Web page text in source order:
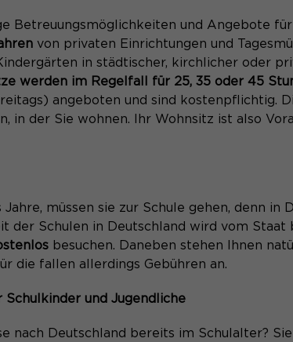
Betreuungsmöglichkeiten und Angebote
von privaten Einrichtungen und
in städtischer, kirchlicher oder
werden im Regelfall für 25, 35 oder 45
angeboten und sind kostenpflichtig.
in der Sie wohnen. Ihr Wohnsitz ist also
müssen sie zur Schule gehen, denn in
der Schulen in Deutschland wird vom
besuchen. Daneben stehen Ihnen
die fallen allerdings Gebühren an.
Schulkinder und Jugendliche
nach Deutschland bereits im Schulalter?
TYPO3
Dieser Cookie teilt der Webseite mit, ob ein
Besucher im Typo3-Backend angemeldet ist
PHPSESSID
Session-Cookies
Browsers wieder gelöscht.
PHPs Standard Sitzungs- Identifikation
Unterscheidung der Webseitenbesucher.
_pk_ref.*
Speichert Zuordnungsinformationen (der
Referrer, der den Besucher auf die Website
gebracht hat).